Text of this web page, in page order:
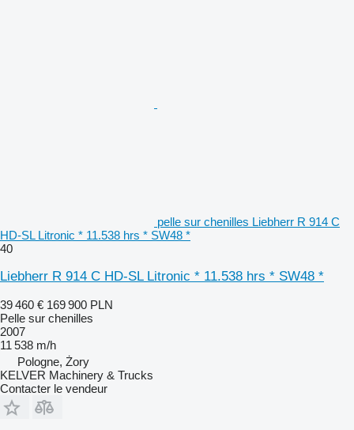
pelle sur chenilles Liebherr R 914 C
HD-SL Litronic * 11.538 hrs * SW48 *
40
Liebherr R 914 C HD-SL Litronic * 11.538 hrs * SW48 *
39 460 € 169 900 PLN
Pelle sur chenilles
2007
11 538 m/h
Pologne, Żory
KELVER Machinery & Trucks
Contacter le vendeur